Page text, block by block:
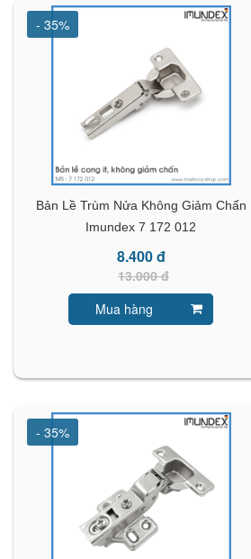
- 35%
Bản Lề Trùm Nửa Không Giảm Chấn
Imundex 7 172 012
8.400 đ
13.000 đ
Mua hàng
- 35%